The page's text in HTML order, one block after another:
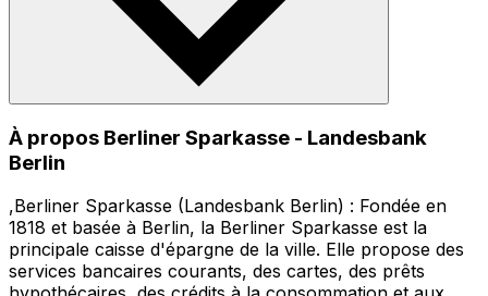
À propos Berliner Sparkasse - Landesbank
Berlin
,Berliner Sparkasse (Landesbank Berlin) : Fondée en
1818 et basée à Berlin, la Berliner Sparkasse est la
principale caisse d'épargne de la ville. Elle propose des
services bancaires courants, des cartes, des prêts